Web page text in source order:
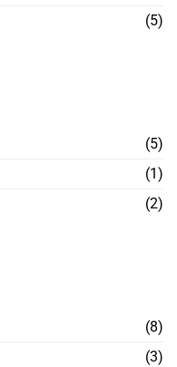
(5)
(5)
(1)
(2)
(8)
(3)